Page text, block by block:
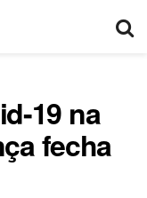
19 na
fecha